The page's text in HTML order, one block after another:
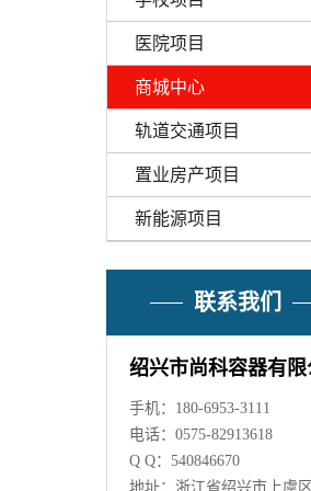
医院项目
商城中心
轨道交通项目
置业房产项目
新能源项目
联系我们
绍兴市尚科容器有限
手机：180-6953-3111
电话：0575-82913618
Q Q：540846670
地址：浙江省绍兴市上虞